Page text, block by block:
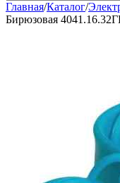
Главная/Каталог/
Бирюзовая